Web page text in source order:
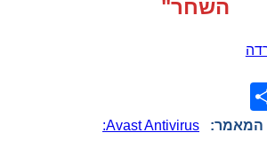
השחר"
Avast Antivirus: